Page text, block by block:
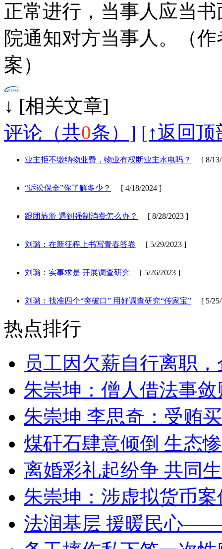
正常进行，当事人应当
院通知对方当事人。（
案）
↓ [相
评论（共0条）] [↑返回顶
业主拒不缴纳物业费，物业有权断业主水电吗？ [ 8/13/
“诉讼保全”你了解多少？ [ 4/18/2024 ]
跟团旅游 遇到强制消费怎么办？ [ 8/28/2023 ]
刘璐：在新征程上书写青春答卷 [ 5/29/2023 ]
刘璐：实事求是 开展调查研究 [ 5/26/2023 ]
刘璐：找准四个“突破口” 用好调查研究“传家宝” [ 5/25/
热点排行
员工因欠薪自行离职
朱崇坤：僧人借法事
朱崇坤 李思奇：受贿
煤矸石肆意倾倒 生态
离婚彩礼起纷争 共同
朱崇坤：涉虚拟货币
法润基层 援暖民心